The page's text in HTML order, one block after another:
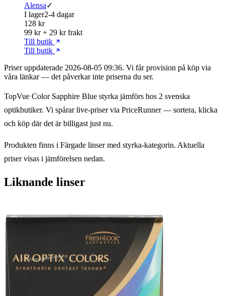
Alensa✓
I lager2-4 dagar
128 kr
99 kr + 29 kr frakt
Till butik
Till butik
Priser uppdaterade 2026-08-05 09:36. Vi får provision på köp via
våra länkar — det påverkar inte priserna du ser.
TopVue Color Sapphire Blue styrka jämförs hos 2 svenska
optikbutiker. Vi spårar live-priser via PriceRunner — sortera, klicka
och köp där det är billigast just nu.
Produkten finns i Färgade linser med styrka-kategorin. Aktuella
priser visas i jämförelsen nedan.
Liknande linser